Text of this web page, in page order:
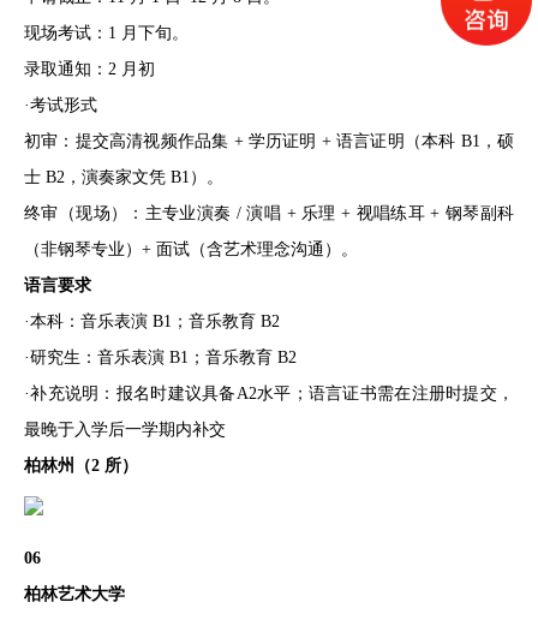
现场考试：1 月下旬。
录取通知：2 月初
·考试形式
初审：提交高清视频作品集 + 学历证明 + 语言证明（本科 B1，硕
士 B2，演奏家文凭 B1）。
终审（现场）：主专业演奏 / 演唱 + 乐理 + 视唱练耳 + 钢琴副科
（非钢琴专业）+ 面试（含艺术理念沟通）。
语言要求
·本科：音乐表演 B1；音乐教育 B2
·研究生：音乐表演 B1；音乐教育 B2
·补充说明：报名时建议具备A2水平；语言证书需在注册时提交，
最晚于入学后一学期内补交
柏林州（2 所）
06
柏林艺术大学